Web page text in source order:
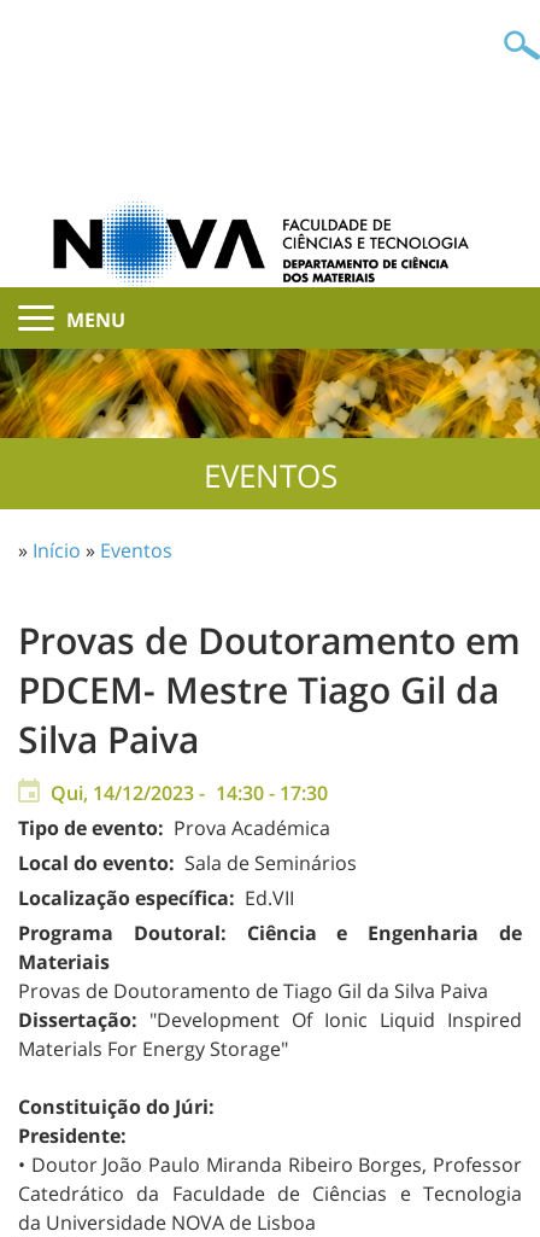
MENU
EVENTOS
» Início » Eventos
Provas de Doutoramento em
PDCEM- Mestre Tiago Gil da
Silva Paiva
Qui, 14/12/2023 - 14:30- 17:30
Tipo de evento: Prova Académica
Local do evento: Sala de Seminários
Localização específica: Ed.VII
Programa Doutoral: Ciência e Engenharia de
Materiais
Provas de Doutoramento de Tiago Gil da Silva Paiva
Dissertação: "Development Of Ionic Liquid Inspired
Materials For Energy Storage"
Constituição do Júri:
Presidente:
• Doutor João Paulo Miranda Ribeiro Borges, Professor
Catedrático da Faculdade de Ciências e Tecnologia
da Universidade NOVA de Lisboa